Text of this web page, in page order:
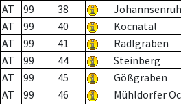
AT
99 38
AT
99 40 Kocnatal
AT
99 41 Radlgraben
AT
99 44 Steinberg
AT
99 45 Gößgraben
AT
99 46 Mühldorfer